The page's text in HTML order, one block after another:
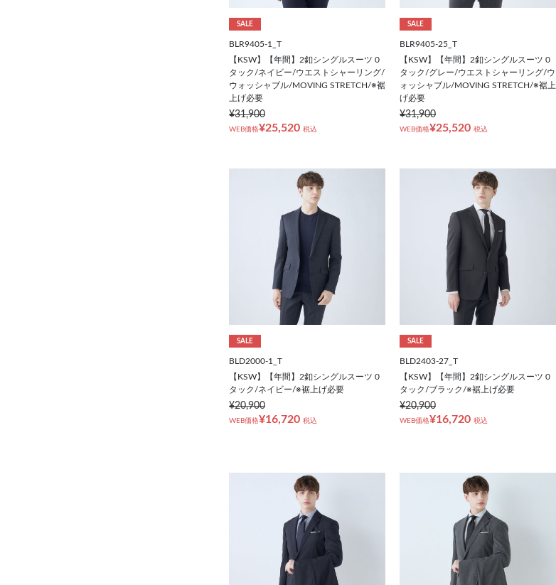
SALE
BLR9405-1_T
【KSW】【年間】2釦シングルスーツ 0
タック/ネイビー/ウエストシャーリング/
ウォッシャブル/MOVING STRETCH/※裾
上げ必要
¥31,900
WEB価格¥25,520 税込
SALE
BLR9405-25_T
【KSW】【年間】2釦シングルスーツ 0
タック/グレー/ウエストシャーリング/ウ
ォッシャブル/MOVING STRETCH/※裾上
げ必要
¥31,900
WEB価格¥25,520 税込
SALE
BLD2000-1_T
【KSW】【年間】2釦シングルスーツ 0
タック/ネイビー/※裾上げ必要
¥20,900
WEB価格¥16,720 税込
SALE
BLD2403-27_T
【KSW】【年間】2釦シングルスーツ 0
タック/ブラック/※裾上げ必要
¥20,900
WEB価格¥16,720 税込